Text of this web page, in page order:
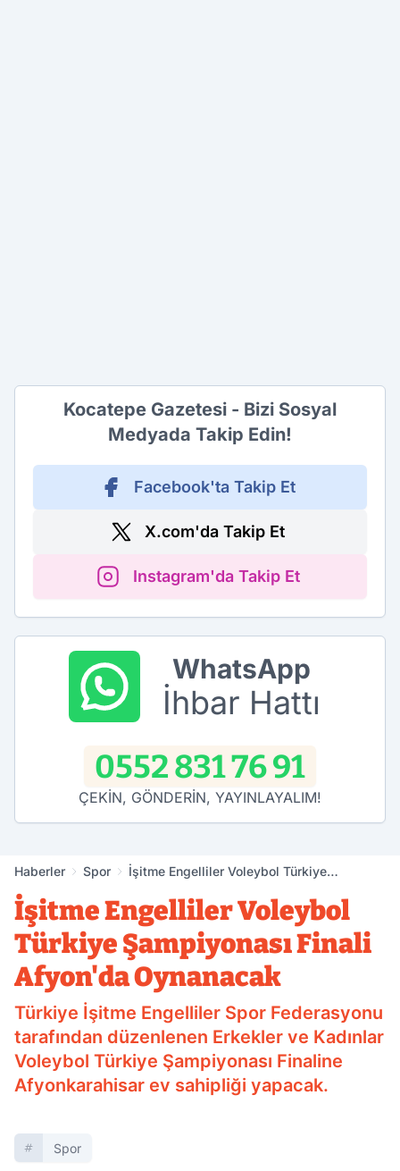
Kocatepe Gazetesi - Bizi Sosyal
Medyada Takip Edin!
Facebook'ta Takip Et
X.com'da Takip Et
Instagram'da Takip Et
WhatsApp
İhbar Hattı
0552 831 76 91
ÇEKİN, GÖNDERİN, YAYINLAYALIM!
Haberler Spor
İşitme Engelliler Voleybol Türkiye
İşitme Engelliler Voleybol
Türkiye Şampiyonası Finali
Afyon'da Oynanacak
Türkiye İşitme Engelliler Spor Federasyonu
tarafından düzenlenen Erkekler ve Kadınlar
Voleybol Türkiye Şampiyonası Finaline
Afyonkarahisar ev sahipliği yapacak.
Spor